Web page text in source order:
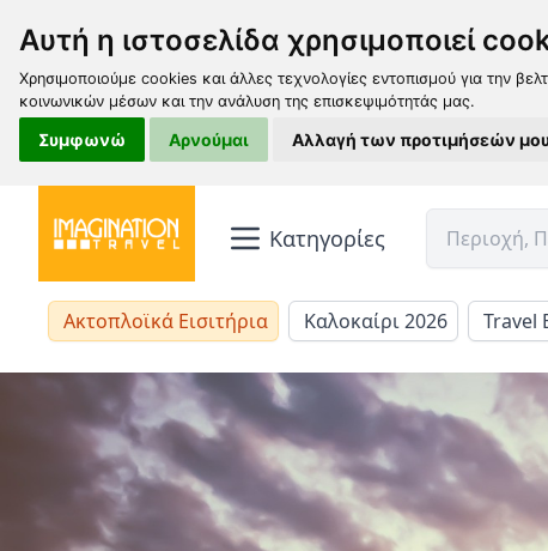
Αυτή η ιστοσελίδα χρησιμοποιεί
Χρησιμοποιούμε cookies και άλλες τεχνολογίες εντοπισμού για την
κοινωνικών μέσων και την ανάλυση της επισκεψιμότητάς μας.
Συμφωνώ Αρνούμαι Αλλαγή των προτιμήσεών
Κατηγορίες
Ακτοπλοϊκά Εισιτήρια Καλοκαίρι 2026 Travel